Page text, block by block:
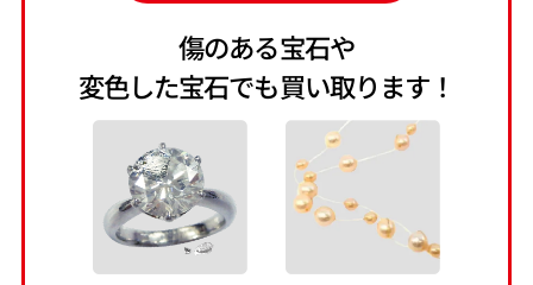
傷のある宝石や
変色した宝石でも買い取ります！